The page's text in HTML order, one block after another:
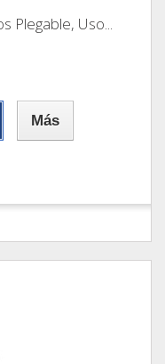
Plegable, Uso...
Más